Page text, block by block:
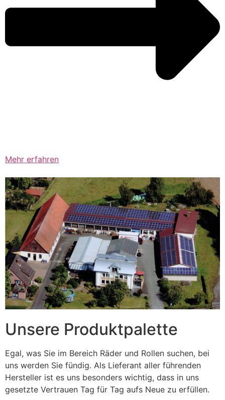
Mehr erfahren
Unsere Produktpalette
Egal, was Sie im Bereich Räder und Rollen suchen, bei
uns werden Sie fündig. Als Lieferant aller führenden
Hersteller ist es uns besonders wichtig, dass in uns
gesetzte Vertrauen Tag für Tag aufs Neue zu erfüllen.